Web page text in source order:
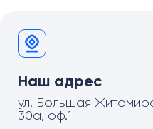
Наш адрес
ул. Большая
30а, оф.1